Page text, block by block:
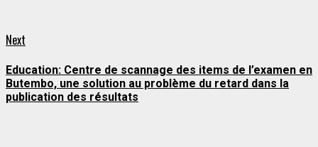
Next
Education: Centre de scannage des items de l’examen en
Butembo, une solution au problème du retard dans la
publication des résultats